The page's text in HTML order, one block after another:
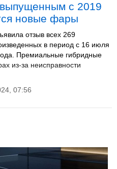
с 2019
новые фары
отзыв всех 269
в период с 16 июля
Премиальные гибридные
из-за неисправности
07:56